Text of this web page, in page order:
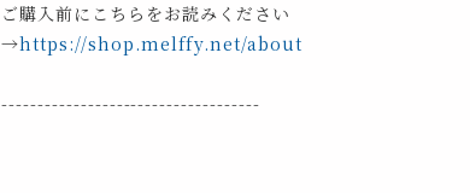
ご購入前にこちらをお読みください
→https://shop.melffy.net/about
------------------------------------